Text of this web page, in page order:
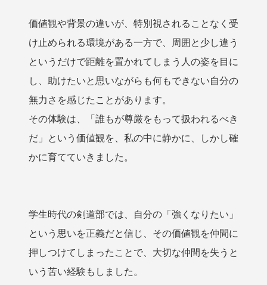
価値観や背景の違いが、特別視されることなく受
け止められる環境がある一方で、周囲と少し違う
というだけで距離を置かれてしまう人の姿を目に
し、助けたいと思いながらも何もできない自分の
無力さを感じたことがあります。
その体験は、「誰もが尊厳をもって扱われるべき
だ」という価値観を、私の中に静かに、しかし確
かに育てていきました。
学生時代の剣道部では、自分の「強くなりたい」
という思いを正義だと信じ、その価値観を仲間に
押しつけてしまったことで、大切な仲間を失うと
いう苦い経験もしました。